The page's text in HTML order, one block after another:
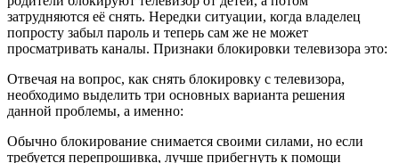
затрудняются её снять. Нередки ситуации, когда владелец
попросту забыл пароль и теперь сам же не может
просматривать каналы. Признаки блокировки телевизора это:
Отвечая на вопрос, как снять блокировку с телевизора,
необходимо выделить три основных варианта решения
данной проблемы, а именно:
Обычно блокирование снимается своими силами, но если
требуется перепрошивка, лучше прибегнуть к помощи